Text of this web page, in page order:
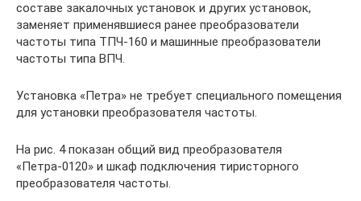
составе закалочных установок и других установок,
заменяет применявшиеся ранее преобразователи
частоты типа ТПЧ-160 и машинные преобразователи
частоты типа ВПЧ.
Установка «Петра» не требует специального помещения
для установки преобразователя частоты.
На рис. 4 показан общий вид преобразователя
«Петра-0120» и шкаф подключения тиристорного
преобразователя частоты.